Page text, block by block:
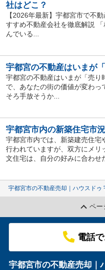
社はどこ？
【2026年最新】宇都宮市で不
すすめ不動産会社を徹底解説
んでいる...
宇都宮の不動産はいまが
宇都宮の不動産はいまが「売
で、あなたの街の価値が変わ
そろ手放そうか...
宇都宮市内の新築住宅市況
宇都宮市内では、新築建売住宅
行われていますが、双方にメ
文住宅は、自分の好みに合わせ
宇都宮市の不動産売却｜ハウスドゥ
ペー
電話
宇都宮市の不動産売却｜